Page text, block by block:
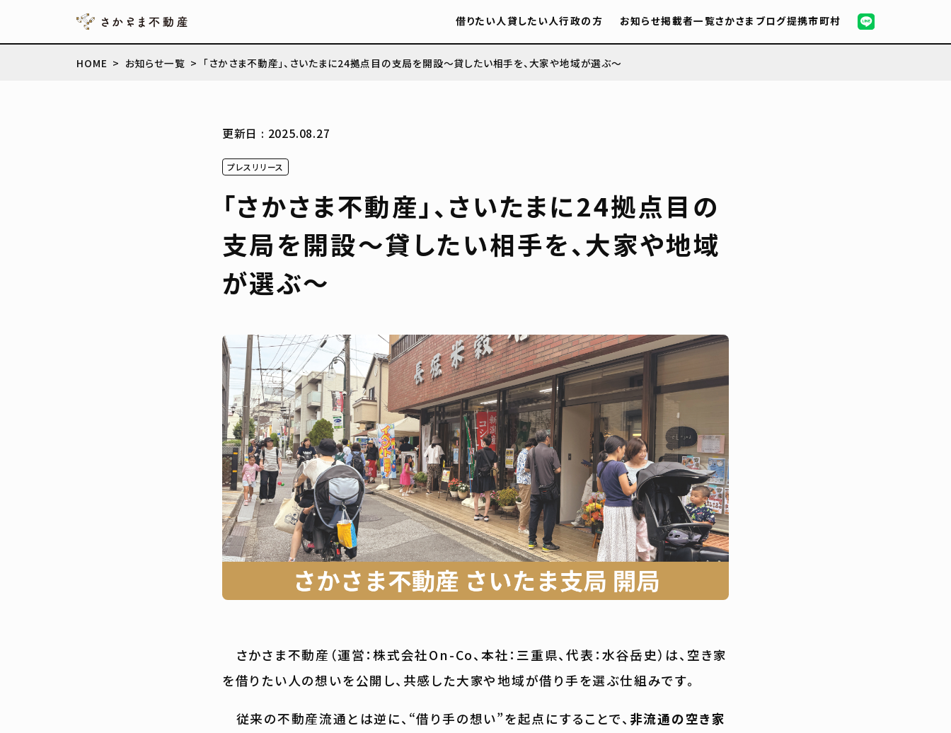
借りたい人貸したい人行政の方 お知らせ掲載者一覧さかさまブログ提携市町村
HOME お知らせ一覧 「さかさま不動産」、さいたまに24拠点目の支局を開設〜貸したい相手を、大家や地域が選ぶ〜
更新日 : 2025.08.27
プレスリリース
「さかさま不動産」、さいたまに24拠点目の
支局を開設〜貸したい相手を、大家や地域
が選ぶ〜
さかさま不動産（運営：株式会社On-Co、本社：三重県、代表：水谷岳史）は、空き家
を借りたい人の想いを公開し、共感した大家や地域が借り手を選ぶ仕組みです。
従来の不動産流通とは逆に、“借り手の想い”を起点にすることで、 非流通の空き家